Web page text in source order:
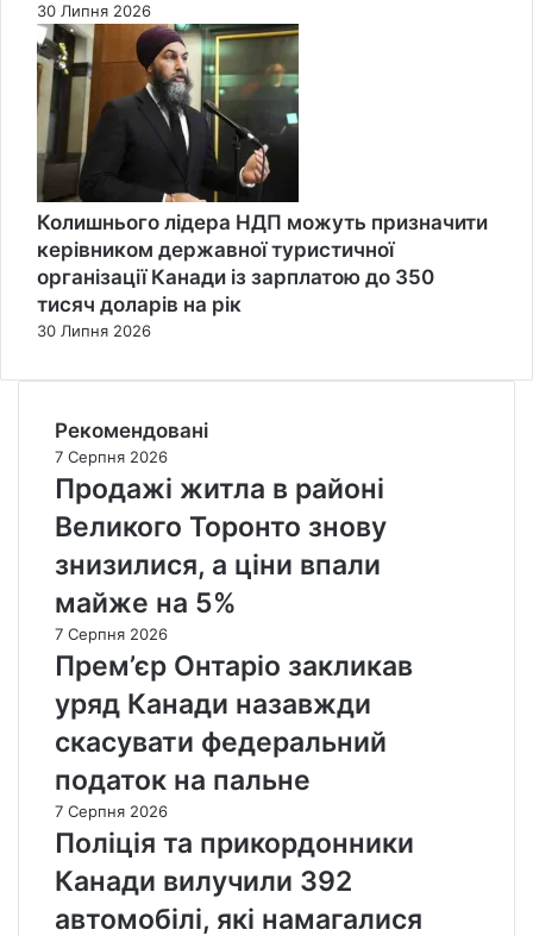
30 Липня 2026
Колишнього лідера НДП можуть призначити
керівником державної туристичної
організації Канади із зарплатою до 350
тисяч доларів на рік
30 Липня 2026
Рекомендовані
7 Серпня 2026
Продажі житла в районі
Великого Торонто знову
знизилися, а ціни впали
майже на 5%
7 Серпня 2026
Прем’єр Онтаріо закликав
уряд Канади назавжди
скасувати федеральний
податок на пальне
7 Серпня 2026
Поліція та прикордонники
Канади вилучили 392
автомобілі, які намагалися